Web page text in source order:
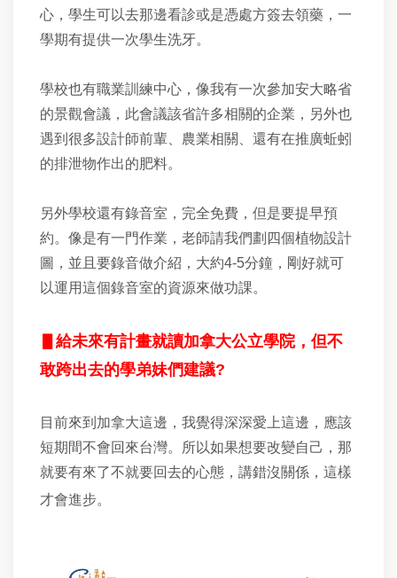
心，學生可以去那邊看診或是憑處方簽去領藥，一
學期有提供一次學生洗牙。
學校也有職業訓練中心，像我有一次參加安大略省
的景觀會議，此會議該省許多相關的企業，另外也
遇到很多設計師前輩、農業相關、還有在推廣蚯蚓
的排泄物作出的肥料。
另外學校還有錄音室，完全免費，但是要提早預
約。像是有一門作業，老師請我們劃四個植物設計
圖，並且要錄音做介紹，大約4-5分鐘，剛好就可
以運用這個錄音室的資源來做功課。
▋給未來有計畫就讀加拿大公立學院，但不
敢跨出去的學弟妹們建議?
目前來到加拿大這邊，我覺得深深愛上這邊，應該
短期間不會回來台灣。所以如果想要改變自己，那
就要有來了不就要回去的心態，講錯沒關係，這樣
才會進步。